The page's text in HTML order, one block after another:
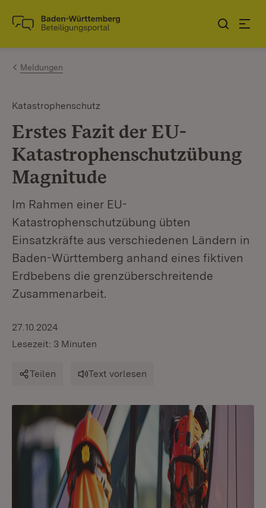
Zum Inhalt springen
Link zur Startseite
Meldungen
Katastrophenschutz
Erstes Fazit der EU-
Katastrophenschutzübung
Magnitude
Im Rahmen einer EU-
Katastrophenschutzübung übten
Einsatzkräfte aus verschiedenen Ländern in
Baden-Württemberg anhand eines fiktiven
Erdbebens die grenzüberschreitende
Zusammenarbeit.
27.10.2024
Lesezeit: 3 Minuten
Teilen Text vorlesen